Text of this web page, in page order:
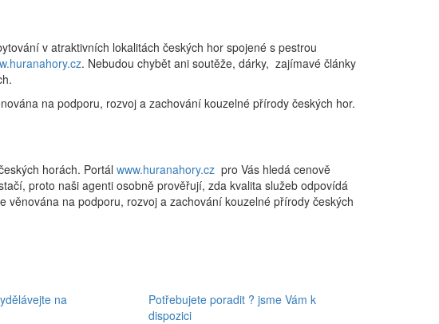
v atraktivních lokalitách českých hor spojené s pestrou
. Nebudou chybět ani soutěže, dárky, zajímavé články
na podporu, rozvoj a zachování kouzelné přírody českých hor.
horách. Portál www.huranahory.cz pro Vás hledá cenově
proto naši agenti osobně prověřují, zda kvalita služeb odpovídá
na podporu, rozvoj a zachování kouzelné přírody českých
na
Potřebujete poradit ? jsme Vám k
dispozici